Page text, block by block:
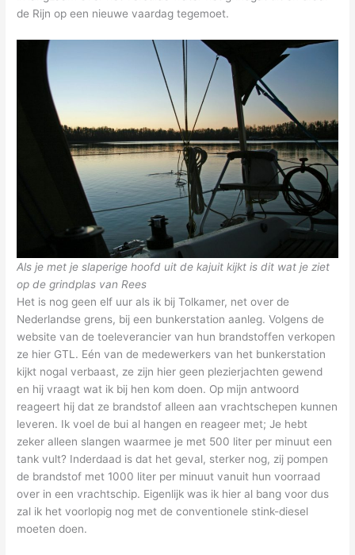
de Rijn op een nieuwe vaardag tegemoet.
Als je met je slaperige hoofd uit de kajuit kijkt is dit wat je ziet
op de grindplas van Rees
Het is nog geen elf uur als ik bij Tolkamer, net over de
Nederlandse grens, bij een bunkerstation aanleg. Volgens de
website van de toeleverancier van hun brandstoffen verkopen
ze hier GTL. Eén van de medewerkers van het bunkerstation
kijkt nogal verbaast, ze zijn hier geen plezierjachten gewend
en hij vraagt wat ik bij hen kom doen. Op mijn antwoord
reageert hij dat ze brandstof alleen aan vrachtschepen kunnen
leveren. Ik voel de bui al hangen en reageer met; Je hebt
zeker alleen slangen waarmee je met 500 liter per minuut een
tank vult? Inderdaad is dat het geval, sterker nog, zij pompen
de brandstof met 1000 liter per minuut vanuit hun voorraad
over in een vrachtschip. Eigenlijk was ik hier al bang voor dus
zal ik het voorlopig nog met de conventionele stink-diesel
moeten doen.